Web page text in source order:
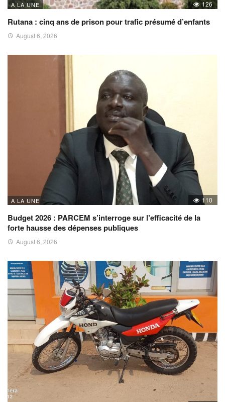
A LA UNE 126
Rutana : cinq ans de prison pour trafic présumé d’enfants
August 6, 2026
A LA UNE 110
Budget 2026 : PARCEM s’interroge sur l’efficacité de la
forte hausse des dépenses publiques
August 6, 2026